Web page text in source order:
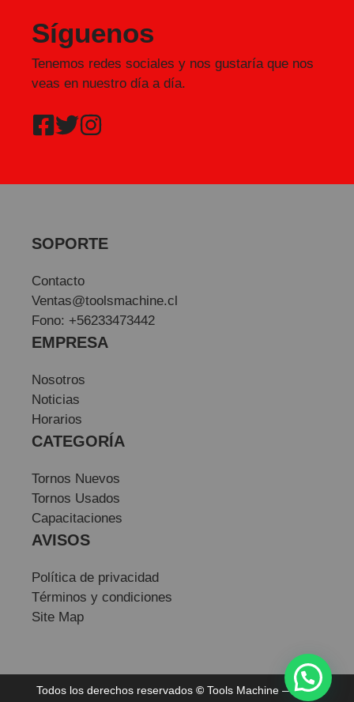
Síguenos
Tenemos redes sociales y nos gustaría que nos
veas en nuestro día a día.
SOPORTE
Contacto
Ventas@toolsmachine.cl
Fono: +56233473442
EMPRESA
Nosotros
Noticias
Horarios
CATEGORÍA
Tornos Nuevos
Tornos Usados
Capacitaciones
AVISOS
Política de privacidad
Términos y condiciones
Site Map
Todos los derechos reservados © Tools Machine — Sitio